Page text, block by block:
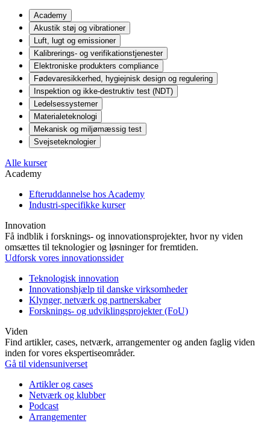
Academy
Akustik støj og vibrationer
Luft, lugt og emissioner
Kalibrerings- og verifikationstjenester
Elektroniske produkters compliance
Fødevaresikkerhed, hygiejnisk design og regulering
Inspektion og ikke-destruktiv test (NDT)
Ledelsessystemer
Materialeteknologi
Mekanisk og miljømæssig test
Svejseteknologier
Alle kurser
Academy
Efteruddannelse hos Academy
Industri-specifikke kurser
Innovation
Få indblik i forsknings- og innovationsprojekter, hvor ny viden
omsættes til teknologier og løsninger for fremtiden.
Udforsk vores innovationssider
Teknologisk innovation
Innovationshjælp til danske virksomheder
Klynger, netværk og partnerskaber
Forsknings- og udviklingsprojekter (FoU)
Viden
Find artikler, cases, netværk, arrangementer og anden faglig viden
inden for vores ekspertiseområder.
Gå til vidensuniverset
Artikler og cases
Netværk og klubber
Podcast
Arrangementer